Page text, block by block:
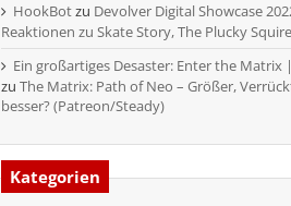
HookBotzu Devolver Digital Showcase
Reaktionen zu Skate Story, The Plucky
Ein großartiges Desaster: Enter the Matrix
zu The Matrix: Path of Neo – Größer,
besser? (Patreon/Steady)
Kategorien